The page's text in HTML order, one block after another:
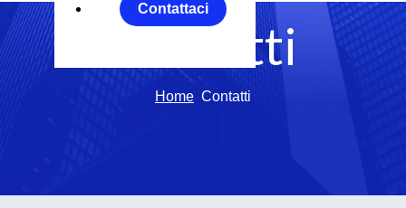
Contattaci
Contatti
Home Contatti